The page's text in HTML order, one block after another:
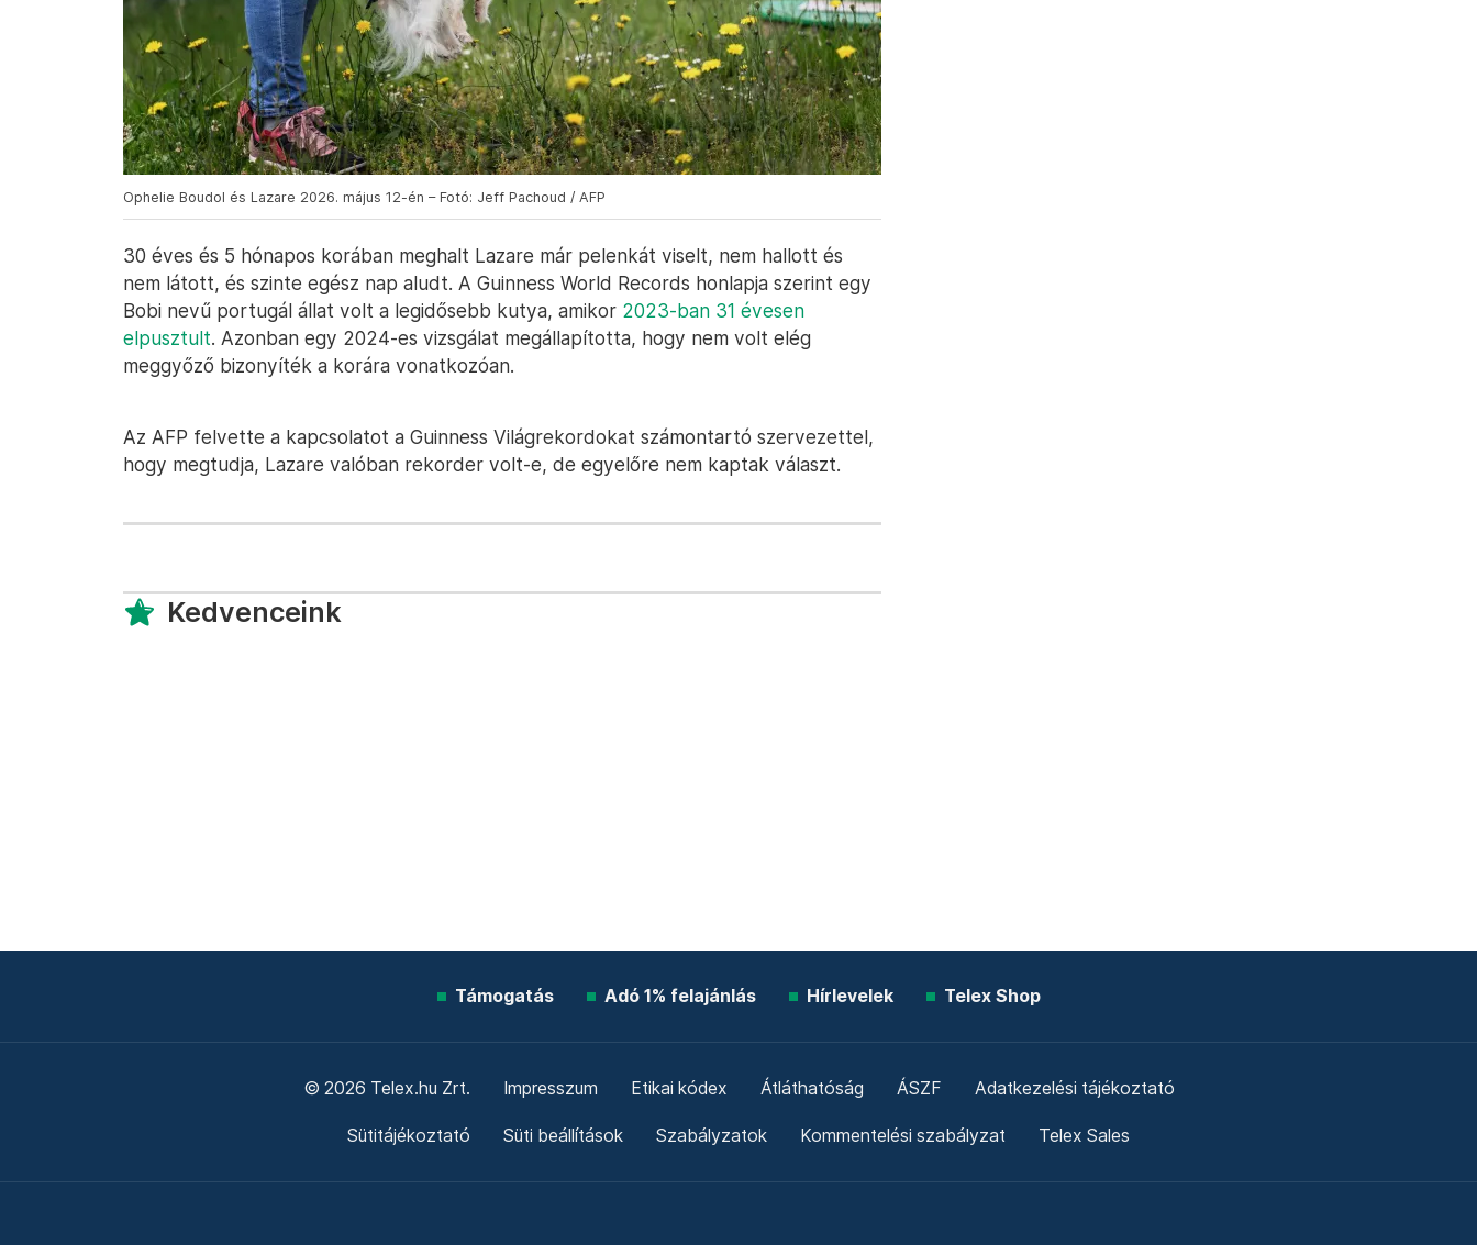
Ophelie Boudol és Lazare 2026. május 12-én – Fotó: Jeff Pachoud / AFP
30 éves és 5 hónapos korában meghalt Lazare már pelenkát viselt, nem hallott és
nem látott, és szinte egész nap aludt. A Guinness World Records honlapja szerint egy
Bobi nevű portugál állat volt a legidősebb kutya, amikor 2023-ban 31 évesen
elpusztult. Azonban egy 2024-es vizsgálat megállapította, hogy nem volt elég
meggyőző bizonyíték a korára vonatkozóan.
Az AFP felvette a kapcsolatot a Guinness Világrekordokat számontartó szervezettel,
hogy megtudja, Lazare valóban rekorder volt-e, de egyelőre nem kaptak választ.
Kedvenceink
Támogatás Adó 1% felajánlás Hírlevelek Telex Shop
© 2026 Telex.hu Zrt. Impresszum Etikai kódex Átláthatóság ÁSZF Adatkezelési tájékoztató
Sütitájékoztató Süti beállítások Szabályzatok Kommentelési szabályzat Telex Sales